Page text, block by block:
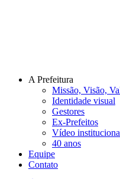
A Prefeitura
Missão, Visão,
Identidade visual
Gestores
Ex-Prefeitos
Vídeo
40 anos
Equipe
Contato